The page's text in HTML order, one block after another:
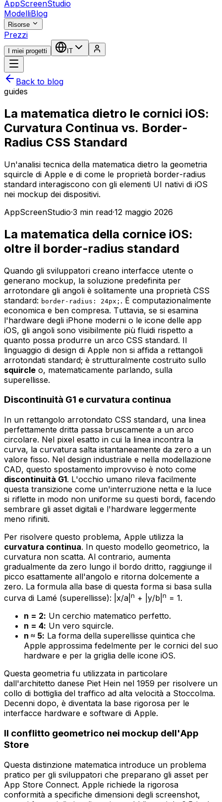
AppScreenStudio
ModelliBlog
Risorse
Prezzi
I miei progetti IT
Back to blog
guides
La matematica dietro le cornici iOS:
Curvatura Continua vs. Border-
Radius CSS Standard
Un'analisi tecnica della matematica dietro la geometria
squircle di Apple e di come le proprietà border-radius
standard interagiscono con gli elementi UI nativi di iOS
nei mockup dei dispositivi.
AppScreenStudio·3 min read·12 maggio 2026
La matematica della cornice iOS:
oltre il border-radius standard
Quando gli sviluppatori creano interfacce utente o
generano mockup, la soluzione predefinita per
arrotondare gli angoli è solitamente una proprietà CSS
standard: border-radius: 24px; . È computazionalmente
economica e ben compresa. Tuttavia, se si esamina
l'hardware degli iPhone moderni o le icone delle app
iOS, gli angoli sono visibilmente più fluidi rispetto a
quanto possa produrre un arco CSS standard. Il
linguaggio di design di Apple non si affida a rettangoli
arrotondati standard; è strutturalmente costruito sullo
squircle o, matematicamente parlando, sulla
superellisse.
Discontinuità G1 e curvatura continua
In un rettangolo arrotondato CSS standard, una linea
perfettamente dritta passa bruscamente a un arco
circolare. Nel pixel esatto in cui la linea incontra la
curva, la curvatura salta istantaneamente da zero a un
valore fisso. Nel design industriale e nella modellazione
CAD, questo spostamento improvviso è noto come
discontinuità G1. L'occhio umano rileva facilmente
questa transizione come un'interruzione netta e la luce
si riflette in modo non uniforme su questi bordi, facendo
sembrare gli asset digitali e l'hardware leggermente
meno rifiniti.
Per risolvere questo problema, Apple utilizza la
curvatura continua. In questo modello geometrico, la
curvatura non scatta. Al contrario, aumenta
gradualmente da zero lungo il bordo dritto, raggiunge il
picco esattamente all'angolo e ritorna dolcemente a
zero. La formula alla base di questa forma si basa sulla
curva di Lamé (superellisse): |x/a| n + |y/b| n = 1.
n = 2: Un cerchio matematico perfetto.
n = 4: Un vero squircle.
n ≈ 5: La forma della superellisse quintica che
Apple approssima fedelmente per le cornici del suo
hardware e per la griglia delle icone iOS.
Questa geometria fu utilizzata in particolare
dall'architetto danese Piet Hein nel 1959 per risolvere un
collo di bottiglia del traffico ad alta velocità a Stoccolma.
Decenni dopo, è diventata la base rigorosa per le
interfacce hardware e software di Apple.
Il conflitto geometrico nei mockup dell'App
Store
Questa distinzione matematica introduce un problema
pratico per gli sviluppatori che preparano gli asset per
App Store Connect. Apple richiede la rigorosa
conformità a specifiche dimensioni degli screenshot,